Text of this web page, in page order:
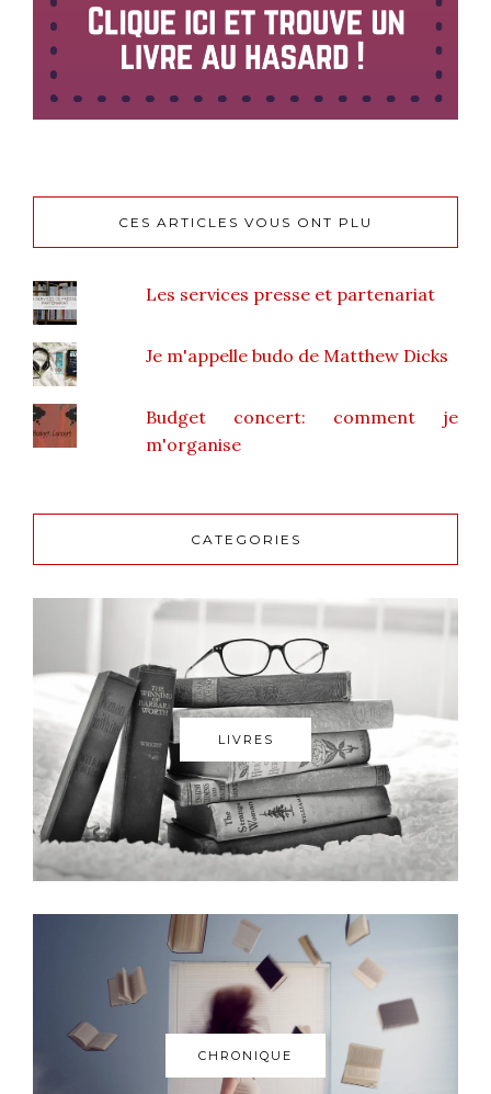
CES ARTICLES VOUS ONT PLU
Les services presse et partenariat
Je m'appelle budo de Matthew Dicks
Budget concert: comment je
m'organise
CATEGORIES
LIVRES
CHRONIQUE